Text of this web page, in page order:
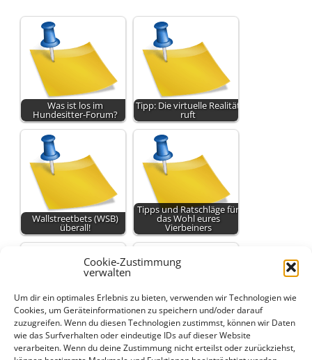
Cookie-Zustimmung
verwalten
Um dir ein optimales Erlebnis zu bieten, verwenden wir Technologien wie
Cookies, um Geräteinformationen zu speichern und/oder darauf
zuzugreifen. Wenn du diesen Technologien zustimmst, können wir Daten
wie das Surfverhalten oder eindeutige IDs auf dieser Website
verarbeiten. Wenn du deine Zustimmung nicht erteilst oder zurückziehst,
Was ist los im
Hundesitter-Forum?
Tipp: Die virtuelle Realität
ruft
Wallstreetbets (WSB)
überall!
Tipps und Ratschläge für
das Wohl eures
Vierbeiners
Hunde-Forum: Tipps zu
Hundesittern, Urlaub
und Alleinbleiben
Hunde-Forum:
Hundesitter, Gassi-Tipps
und…